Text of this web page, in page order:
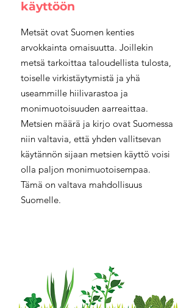
käyttöön
Metsät ovat Suomen kenties
arvokkainta omaisuutta. Joillekin
metsä tarkoittaa taloudellista tulosta,
toiselle virkistäytymistä ja yhä
useammille hiilivarastoa ja
monimuotoisuuden aarreaittaa.
Metsien määrä ja kirjo ovat Suomessa
niin valtavia, että yhden vallitsevan
käytännön sijaan metsien käyttö voisi
olla paljon monimuotoisempaa.
Tämä on valtava mahdollisuus
Suomelle.